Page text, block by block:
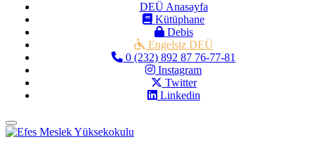
DEÜ Anasayfa
Kütüphane
Debis
Engelsiz DEÜ
0 (232) 892 87 76-77-81
Instagram
Twitter
Linkedin
Menüye Geç